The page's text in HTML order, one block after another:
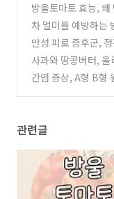
방울토마토 효능,
선택일까요?
(1)
차 멀미를 예방하는
극복하기 (2)
만성 피로 증후군,
를 알아보자
(2)
사과와 땅콩버터,
을 위한 완벽한 아침
간염 증상, A형 B형
관련글